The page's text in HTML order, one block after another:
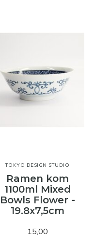
TOKYO DESIGN STUDIO
Ramen kom
1100ml Mixed
Bowls Flower -
19.8x7,5cm
15,00